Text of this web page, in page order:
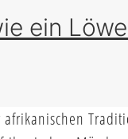
ein